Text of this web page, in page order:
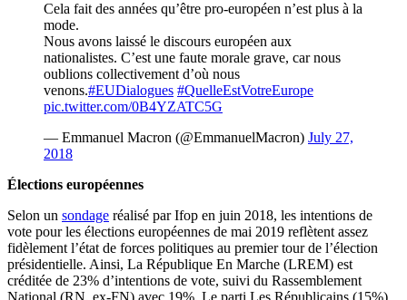
Cela fait des années qu’être pro-européen n’est plus à la
mode.
Nous avons laissé le discours européen aux
nationalistes. C’est une faute morale grave, car nous
oublions collectivement d’où nous
venons.#EUDialogues #QuelleEstVotreEurope
pic.twitter.com/0B4YZATC5G
— Emmanuel Macron (@EmmanuelMacron) July 27,
2018
Élections européennes
Selon un sondage réalisé par Ifop en juin 2018, les intentions de
vote pour les élections européennes de mai 2019 reflètent assez
fidèlement l’état de forces politiques au premier tour de l’élection
présidentielle. Ainsi, La République En Marche (LREM) est
créditée de 23% d’intentions de vote, suivi du Rassemblement